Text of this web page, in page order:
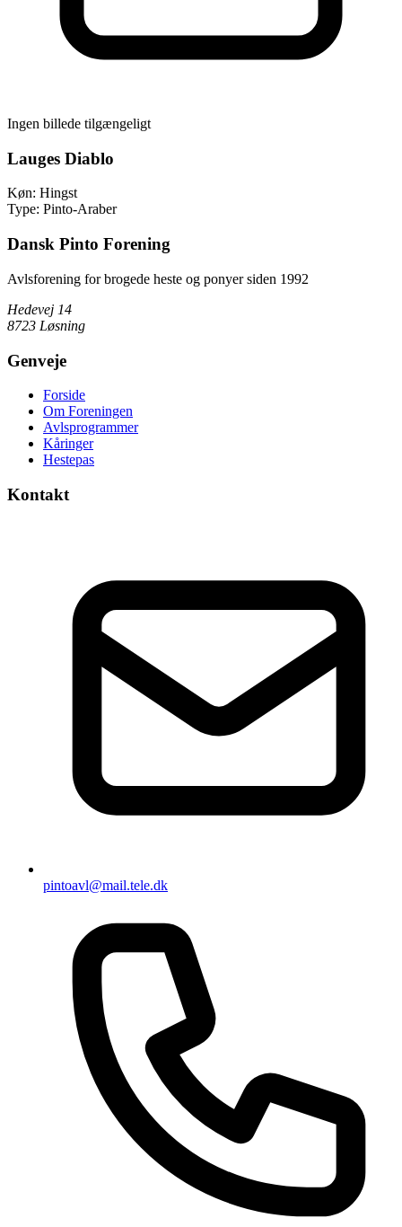
Ingen billede tilgængeligt
Lauges Diablo
Køn: Hingst
Type: Pinto-Araber
Dansk Pinto Forening
Avlsforening for brogede heste og ponyer siden 1992
Hedevej 14
8723 Løsning
Genveje
Forside
Om Foreningen
Avlsprogrammer
Kåringer
Hestepas
Kontakt
pintoavl@mail.tele.dk